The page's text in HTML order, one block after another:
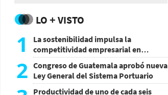
LO + VISTO
1
La sostenibilidad impulsa la
competitividad empresarial en
Guatemala
2 Congreso de Guatemala aprobó nueva
Ley General del Sistema Portuario
Productividad de uno de cada seis